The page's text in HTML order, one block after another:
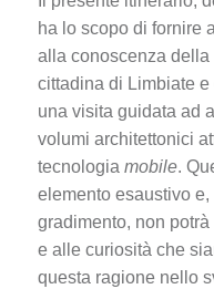
ha lo scopo di fornire
alla conoscenza
cittadina di Limbiate
una visita guidata ad
volumi architettonici
tecnologiamobile.
elemento esaustivo
gradimento, non
e alle curiosità che
questa ragione nello